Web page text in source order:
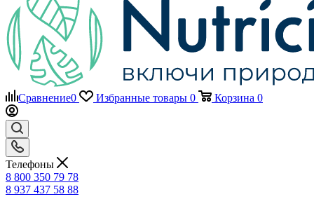
Сравнение0 Избранные товары 0 Корзина 0
Телефоны
8 800 350 79 78
8 937 437 58 88